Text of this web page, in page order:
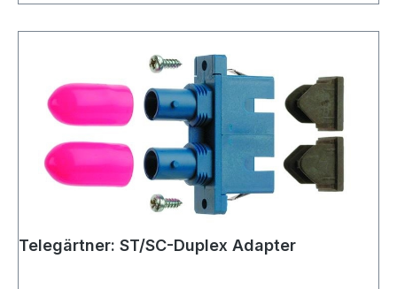
Telegärtner: ST/SC-Duplex Adapter